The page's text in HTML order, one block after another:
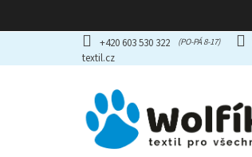
obsah
+420 603 530 322
textil.cz